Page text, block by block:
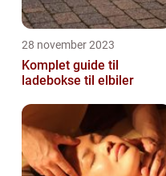
28 november 2023
Komplet guide til
ladebokse til elbiler